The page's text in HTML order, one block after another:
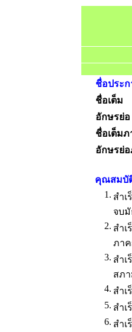
ชื่อประ
ชื่อเต็ม
อักษรย่อ
ชื่อเต็ม
อักษรย่
คุณสมบั
1. สำ
จบ
2. สำ
ภา
3. สำ
สภ
4. สำ
5. สำ
6. สำ